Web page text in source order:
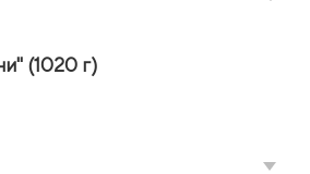
(1020 г)